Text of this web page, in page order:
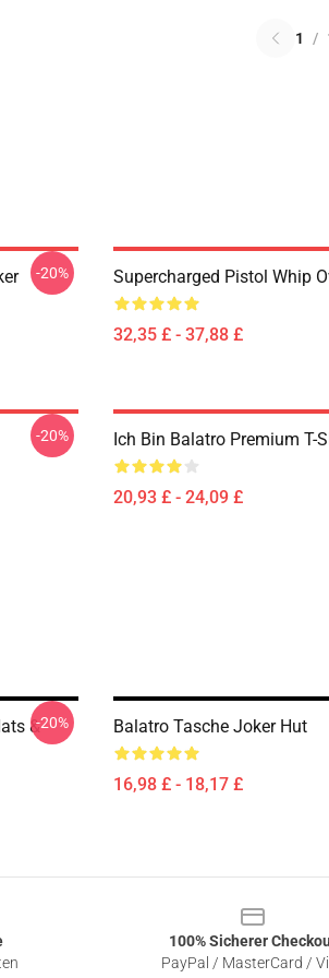
1 /
-20% Supercharged Pistol Whip
32,35 £ - 37,88 £
-20% Ich Bin Balatro Premium T-
20,93 £ - 24,09 £
&-20% Balatro Tasche Joker Hut
16,98 £ - 18,17 £
100% Sicherer
PayPal / MasterCard /